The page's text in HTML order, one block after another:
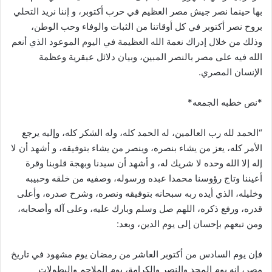
بها حينما نصر جيش مصر العظيم في حرب أكتوبر، و إننا نريد التحلي
بروح نصر أكتوبر في كل أوقاتنا من الثبات والوفاء وحب الوطن،
وذلك من خلال إدراك نعمة الله العظيمة في اليوم الموعود الذي أنعم
الله فيه على مصر بالنصر المبين، وبيان دلائل عبقرية وعظمة
الإنسان المصري.
*نص خطبه الجمعه*
“الحمد لله رب العالمين، له الحمد كله، وله الشكر كله، وإليه يرجع
الأمر كله، يعز من يشاء بنصره، وينصر من يشاء بتوفيقه، و أشهد أن لا
إله إلا الله وحده لا شريك له، و أشهد أن سيدنا وبهجة قلوبنا وقرة
أعيننا وتاج رؤوسنا محمدا عبده ورسوله، وصفيه من خلقه وحبيبه
وخليله، الذي أيده ربه سبحانه بتوفيقه ونصره، وشرح صدره، وأعلى
قدره، ورفع ذكره، اللهم صل وسلم وبارك عليه، وعلى آله وأصحابه،
ومن تبعهم بإحسان إلى يوم الدين، وبعد:
فإن يوم السادس من أكتوبر العاشر من رمضان يوم مشهود في تاريخ
مصر، إنه يوم المجد والنصر والكرامة، يوم الملاحم والبطولات